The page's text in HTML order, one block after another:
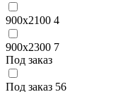
900x2100 4
900x2300 7
Под заказ
Под заказ 56